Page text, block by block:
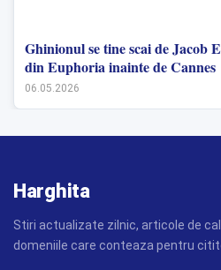
Ghinionul se tine scai de Jacob
din Euphoria inainte de Cannes
06.05.2026
Harghita
Stiri actualizate zilnic, articole de
domeniile care conteaza pentru